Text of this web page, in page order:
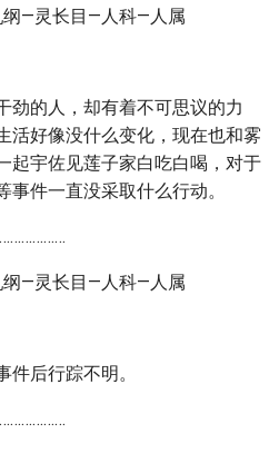
—灵长目—人科—人属
劲的人，却有着不可思议的力
活好像没什么变化，现在也和雾
起宇佐见莲子家白吃白喝，对于
件一直没采取什么行动。
—灵长目—人科—人属
后行踪不明。